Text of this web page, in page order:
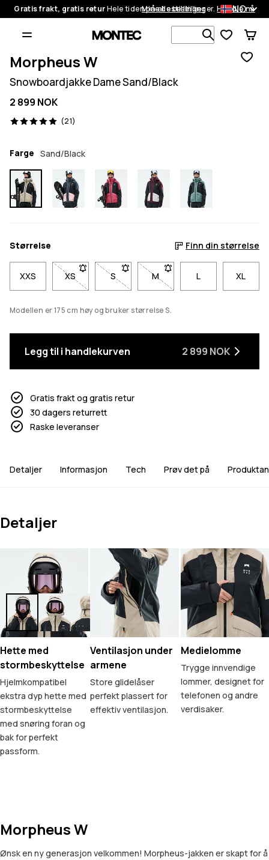
Gratis frakt, gratis returHele tiden på alle bestillinger.Handle nå
Mine bestillinger NO
Søk blant 1
Morpheus W
Snowboardjakke Dame Sand/Black
2 899 NOK
(21)
21 anmeldelser, 5/5
Farge Sand/Black
Størrelse Finn din størrelse
XXS XS- Størrelse XS er ikke tilgjengelig. Klikk for å bli
S- Størrelse S er ikke tilgjengelig. Klikk
M- Størrelse M er ikke
L XL
Modellen er 175 cm høy og bruker størrelse S.
Legg til i handlekurven 2 899 NOK
Gratis frakt og gratis retur
30 dagers returrett
Raske leveranser
Detaljer Informasjon Tech Prøv det på
Detaljer
Hette med
stormbeskyttelse
Hjelmkompatibel
ekstra dyp hette med
stormbeskyttelse
med snøring foran og
bak for perfekt
passform.
Ventilasjon under
armene
Store glidelåser
perfekt plassert for
effektiv ventilasjon.
Medielomme
Trygge innvendige
lommer, designet for
telefonen og andre
verdisaker.
Morpheus W
Ønsk en ny generasjon velkommen! Morpheus-jakken er skapt for å